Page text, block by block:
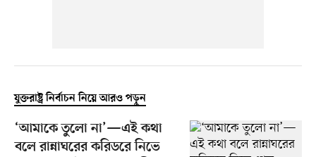
যুক্তরাষ্ট্র নির্বাচন নিয়ে আরও পড়ুন
‘আমাকে তুলো না’—এই কথা
বলে রান্নাঘরের করিডরে নিভে